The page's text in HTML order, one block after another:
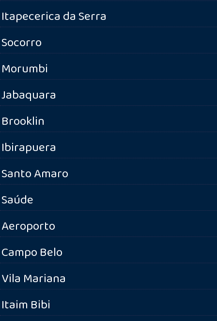
Itapecerica da Serra
Socorro
Morumbi
Jabaquara
Brooklin
Ibirapuera
Santo Amaro
Saúde
Aeroporto
Campo Belo
Vila Mariana
Itaim Bibi